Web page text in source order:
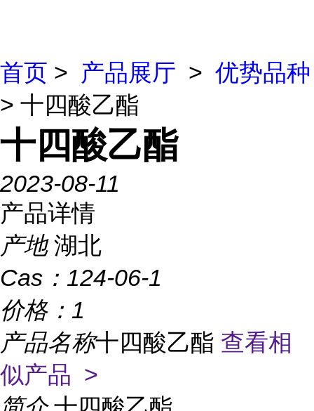
首页 > 产品展厅 > 优势品种
> 十四酸乙酯
十四酸乙酯
2023-08-11
产品详情
产地 湖北
Cas： 124-06-1
价格： 1
产品名称十四酸乙酯 查看相
似产品 >